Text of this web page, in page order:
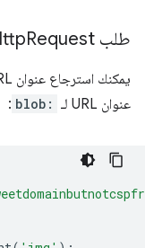
طلب XMLHttp Request من مصادر متعددة
عنوان URL لـ
blob:
: